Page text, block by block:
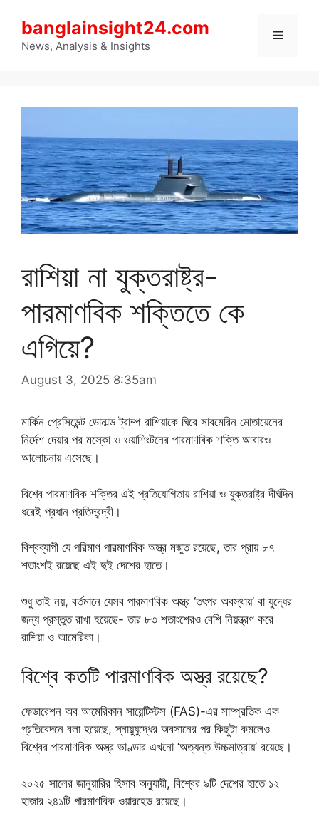
content
banglainsight24.com
News, Analysis & Insights
Menu
রাশিয়া না যুক্তরাষ্ট্র-
পারমাণবিক শক্তিতে কে
এগিয়ে?
August 3, 2025 8:35am
মার্কিন প্রেসিডেন্ট ডোনাল্ড ট্রাম্প রাশিয়াকে ঘিরে সাবমেরিন মোতায়েনের
নির্দেশ দেয়ার পর মস্কো ও ওয়াশিংটনের পারমাণবিক শক্তি আবারও
আলোচনায় এসেছে।
বিশ্বে পারমাণবিক শক্তির এই প্রতিযোগিতায় রাশিয়া ও যুক্তরাষ্ট্র দীর্ঘদিন
ধরেই প্রধান প্রতিদ্বন্দ্বী।
বিশ্বব্যাপী যে পরিমাণ পারমাণবিক অস্ত্র মজুত রয়েছে, তার প্রায় ৮৭
শতাংশই রয়েছে এই দুই দেশের হাতে।
শুধু তাই নয়, বর্তমানে যেসব পারমাণবিক অস্ত্র ‘তৎপর অবস্থায়’ বা যুদ্ধের
জন্য প্রস্তুত রাখা হয়েছে- তার ৮৩ শতাংশেরও বেশি নিয়ন্ত্রণ করে
রাশিয়া ও আমেরিকা।
বিশ্বে কতটি পারমাণবিক অস্ত্র রয়েছে?
ফেডারেশন অব আমেরিকান সায়েন্টিস্টস (FAS)-এর সাম্প্রতিক এক
প্রতিবেদনে বলা হয়েছে, স্নায়ুযুদ্ধের অবসানের পর কিছুটা কমলেও
বিশ্বের পারমাণবিক অস্ত্র ভাণ্ডার এখনো ‘অত্যন্ত উচ্চমাত্রায়’ রয়েছে।
২০২৫ সালের জানুয়ারির হিসাব অনুযায়ী, বিশ্বের ৯টি দেশের হাতে ১২
হাজার ২৪১টি পারমাণবিক ওয়ারহেড রয়েছে।